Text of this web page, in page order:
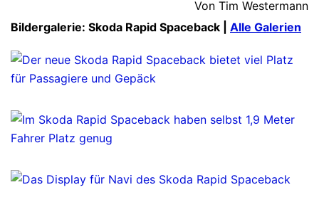
Von Tim Westermann
Bildergalerie: Skoda Rapid Spaceback | Alle Galerien